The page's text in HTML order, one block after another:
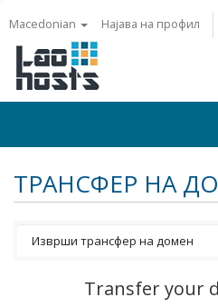
Macedonian Најава на профил
ТРАНСФЕР НА
Transfer your